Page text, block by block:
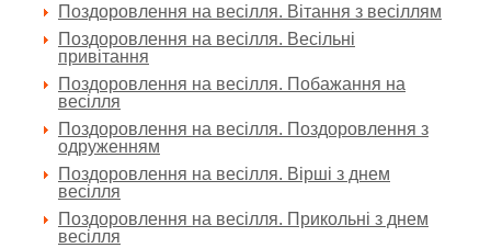
Поздоровлення на весілля. Вітання з весіллям
Поздоровлення на весілля. Весільні
привітання
Поздоровлення на весілля. Побажання на
весілля
Поздоровлення на весілля. Поздоровлення з
одруженням
Поздоровлення на весілля. Вірші з днем
весілля
Поздоровлення на весілля. Прикольні з днем
весілля